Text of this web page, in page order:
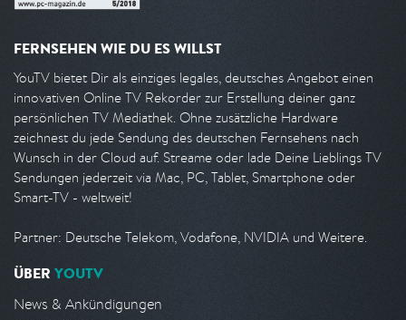
FERNSEHEN WIE DU ES WILLST
YouTV bietet Dir als einziges legales, deutsches Angebot einen
innovativen Online TV Rekorder zur Erstellung deiner ganz
persönlichen TV Mediathek. Ohne zusätzliche Hardware
zeichnest du jede Sendung des deutschen Fernsehens nach
Wunsch in der Cloud auf. Streame oder lade Deine Lieblings TV
Sendungen jederzeit via Mac, PC, Tablet, Smartphone oder
Smart-TV - weltweit!
Partner: Deutsche Telekom, Vodafone, NVIDIA und Weitere.
ÜBER YOUTV
News & Ankündigungen